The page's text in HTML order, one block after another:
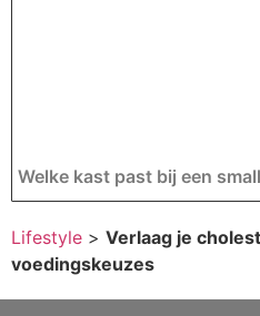
Welke kast past bij een
Lifestyle > Verlaag je
voedingskeuzes